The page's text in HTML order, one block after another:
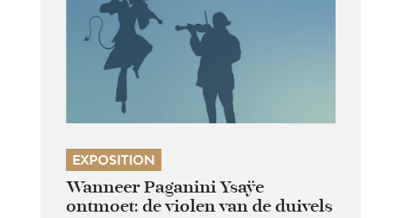
EXPOSITION
Wanneer Paganini Ysaÿe
ontmoet: de violen van de duivels